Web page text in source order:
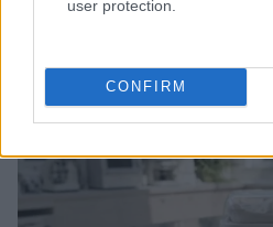
user protection.
CONFIRM
Greta Salvati · 2 Ago 2026